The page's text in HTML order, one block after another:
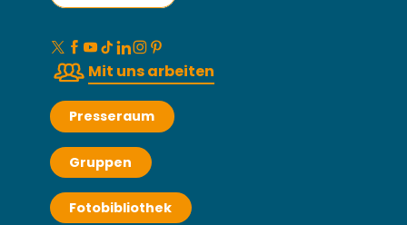
Mit uns arbeiten
Presseraum
Gruppen
Fotobibliothek